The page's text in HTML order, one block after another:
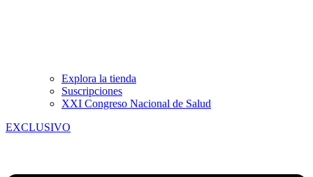
Explora la tienda
Suscripciones
XXI Congreso Nacional de Salud
EXCLUSIVO